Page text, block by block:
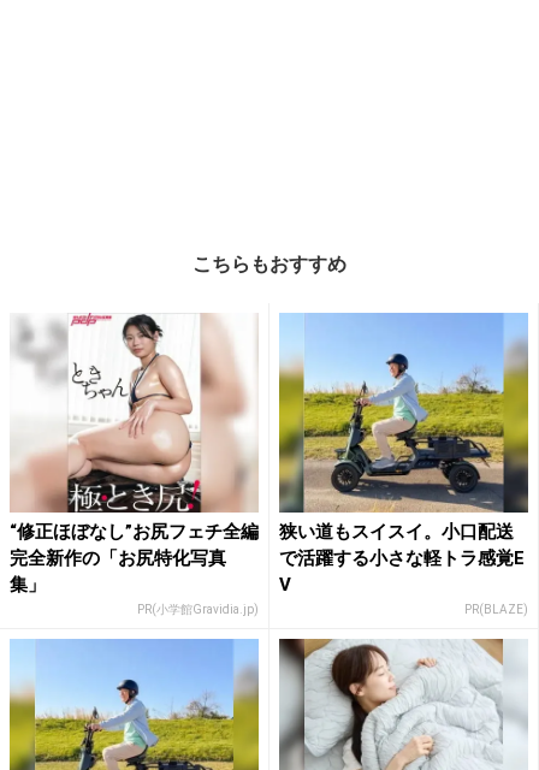
こちらもおすすめ
“修正ほぼなし”お尻フェチ全編
完全新作の「お尻特化写真
集」
PR(小学館Gravidia.jp)
狭い道もスイスイ。小口配送
で活躍する小さな軽トラ感覚E
V
PR(BLAZE)